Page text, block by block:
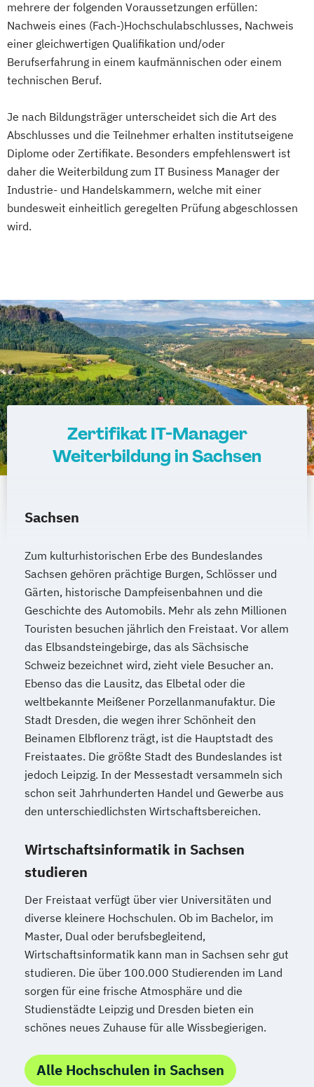
mehrere der folgenden Voraussetzungen erfüllen:
Nachweis eines (Fach-)Hochschulabschlusses, Nachweis
einer gleichwertigen Qualifikation und/oder
Berufserfahrung in einem kaufmännischen oder einem
technischen Beruf.
Je nach Bildungsträger unterscheidet sich die Art des
Abschlusses und die Teilnehmer erhalten institutseigene
Diplome oder Zertifikate. Besonders empfehlenswert ist
daher die Weiterbildung zum IT Business Manager der
Industrie- und Handelskammern, welche mit einer
bundesweit einheitlich geregelten Prüfung abgeschlossen
wird.
Zertifikat IT-Manager
Weiterbildung in Sachsen
Sachsen
Zum kulturhistorischen Erbe des Bundeslandes
Sachsen gehören prächtige Burgen, Schlösser und
Gärten, historische Dampfeisenbahnen und die
Geschichte des Automobils. Mehr als zehn Millionen
Touristen besuchen jährlich den Freistaat. Vor allem
das Elbsandsteingebirge, das als Sächsische
Schweiz bezeichnet wird, zieht viele Besucher an.
Ebenso das die Lausitz, das Elbetal oder die
weltbekannte Meißener Porzellanmanufaktur. Die
Stadt Dresden, die wegen ihrer Schönheit den
Beinamen Elbflorenz trägt, ist die Hauptstadt des
Freistaates. Die größte Stadt des Bundeslandes ist
jedoch Leipzig. In der Messestadt versammeln sich
schon seit Jahrhunderten Handel und Gewerbe aus
den unterschiedlichsten Wirtschaftsbereichen.
Wirtschaftsinformatik in Sachsen
studieren
Der Freistaat verfügt über vier Universitäten und
diverse kleinere Hochschulen. Ob im Bachelor, im
Master, Dual oder berufsbegleitend,
Wirtschaftsinformatik kann man in Sachsen sehr gut
studieren. Die über 100.000 Studierenden im Land
sorgen für eine frische Atmosphäre und die
Studienstädte Leipzig und Dresden bieten ein
schönes neues Zuhause für alle Wissbegierigen.
Alle Hochschulen in Sachsen